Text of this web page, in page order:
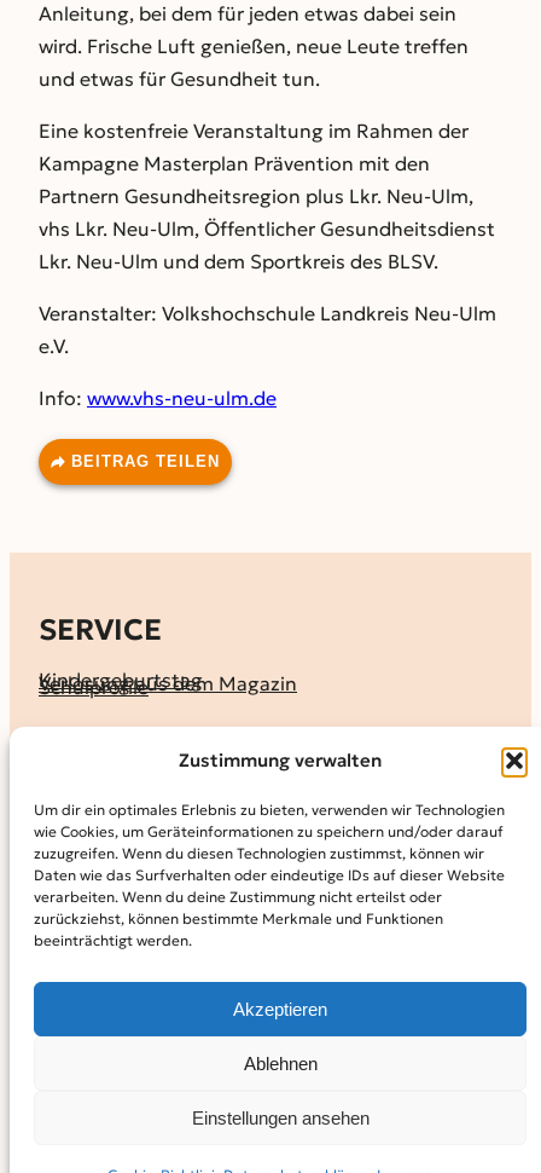
Zustimmung verwalten
Um dir ein optimales Erlebnis zu bieten, verwenden wir Technologien
wie Cookies, um Geräteinformationen zu speichern und/oder darauf
zuzugreifen. Wenn du diesen Technologien zustimmst, können wir
Daten wie das Surfverhalten oder eindeutige IDs auf dieser Website
verarbeiten. Wenn du deine Zustimmung nicht erteilst oder
zurückziehst, können bestimmte Merkmale und Funktionen
beeinträchtigt werden.
Akzeptieren
Ablehnen
Einstellungen ansehen
Anleitung, bei dem für jeden etwas dabei sein
wird. Frische Luft genießen, neue Leute treffen
und etwas für Gesundheit tun.
Eine kostenfreie Veranstaltung im Rahmen der
Kampagne Masterplan Prävention mit den
Partnern Gesundheitsregion plus Lkr. Neu-Ulm,
vhs Lkr. Neu-Ulm, Öffentlicher Gesundheitsdienst
Lkr. Neu-Ulm und dem Sportkreis des BLSV.
Veranstalter: Volkshochschule Landkreis Neu-Ulm
e.V.
Info: www.vhs-neu-ulm.de
BEITRAG TEILEN
SERVICE
Kindergeburtstag
Verlosung aus dem Magazin
Schulprofile
KALENDER
MAGAZIN
KidS-Ausgaben online lesen
Abonnement
Archiv
INFO
Datenschutz­erklärung
Powered by